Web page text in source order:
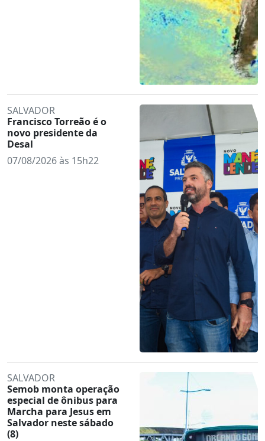
SALVADOR
Francisco Torreão é o
novo presidente da
Desal
07/08/2026 às 15h22
SALVADOR
Semob monta operação
especial de ônibus para
Marcha para Jesus em
Salvador neste sábado
(8)